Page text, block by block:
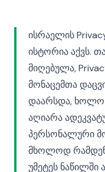
ისრაელის
ისტორია აქვს.
მიღებულა,
მონაცემთა
დაარსდა, ხოლო
აღიარა
პერსონალური
მხოლოდ
უმეტეს ნაწილში